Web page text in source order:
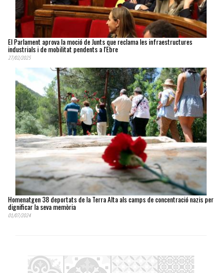
El Parlament aprova la moció de Junts que reclama les infraestructures
industrials i de mobilitat pendents a l'Ebre
27/02/2025
Homenatgen 38 deportats de la Terra Alta als camps de concentració nazis per
dignificar la seva memòria
01/07/2024